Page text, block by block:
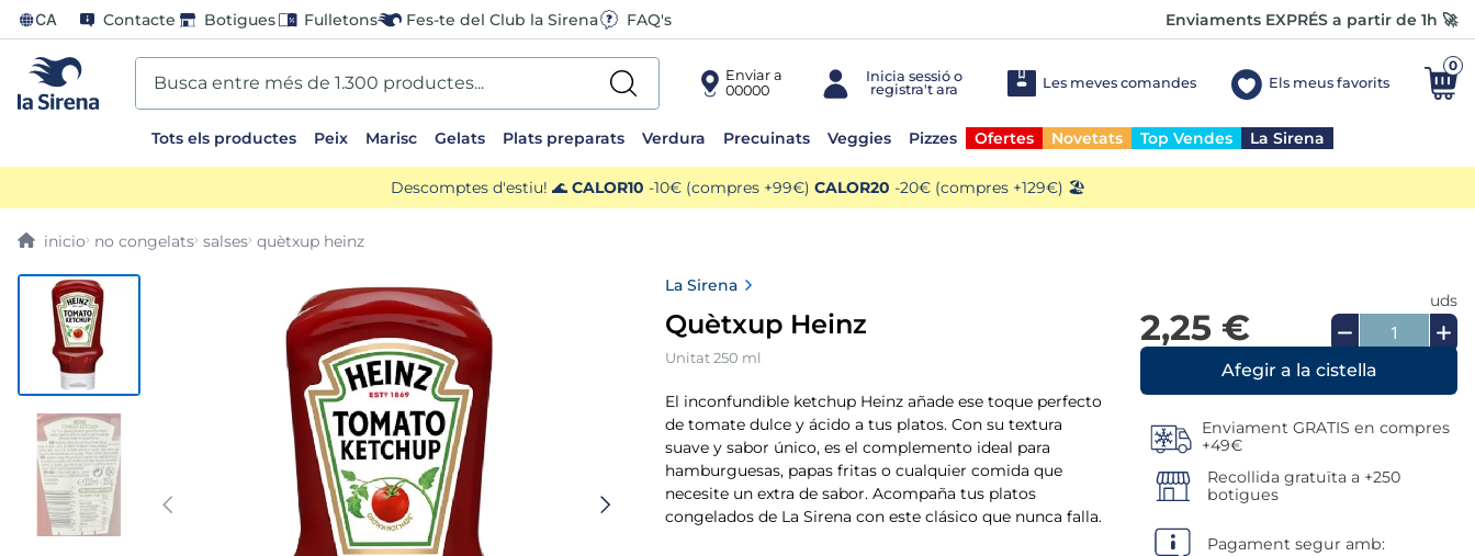
CA Contacte Botigues Fulletons Fes-te del Club la Sirena FAQ's Enviaments EXPRÉS a partir de 1h 🚀
Busca entre més de 1.300 productes...
Enviar a
00000
Les meves comandes Els meus favorits
0
Tots els productes Peix Marisc Gelats Plats preparats Verdura Precuinats Veggies Pizzes Ofertes Novetats Top Vendes La Sirena
Descomptes d'estiu! 🌊 CALOR10 -10€ (compres +99€) CALOR20 -20€ (compres +129€) 🏖️
no congelats salses quètxup heinz
La Sirena
Quètxup Heinz
Unitat 250 ml
El inconfundible ketchup Heinz añade ese toque perfecto
de tomate dulce y ácido a tus platos. Con su textura
suave y sabor único, es el complemento ideal para
hamburguesas, papas fritas o cualquier comida que
necesite un extra de sabor. Acompaña tus platos
congelados de La Sirena con este clásico que nunca falla.
2,25 €
uds
Enviament GRATIS en compres
+49€
Recollida gratuïta a +250
botigues
Pagament segur amb:
sirena
paella